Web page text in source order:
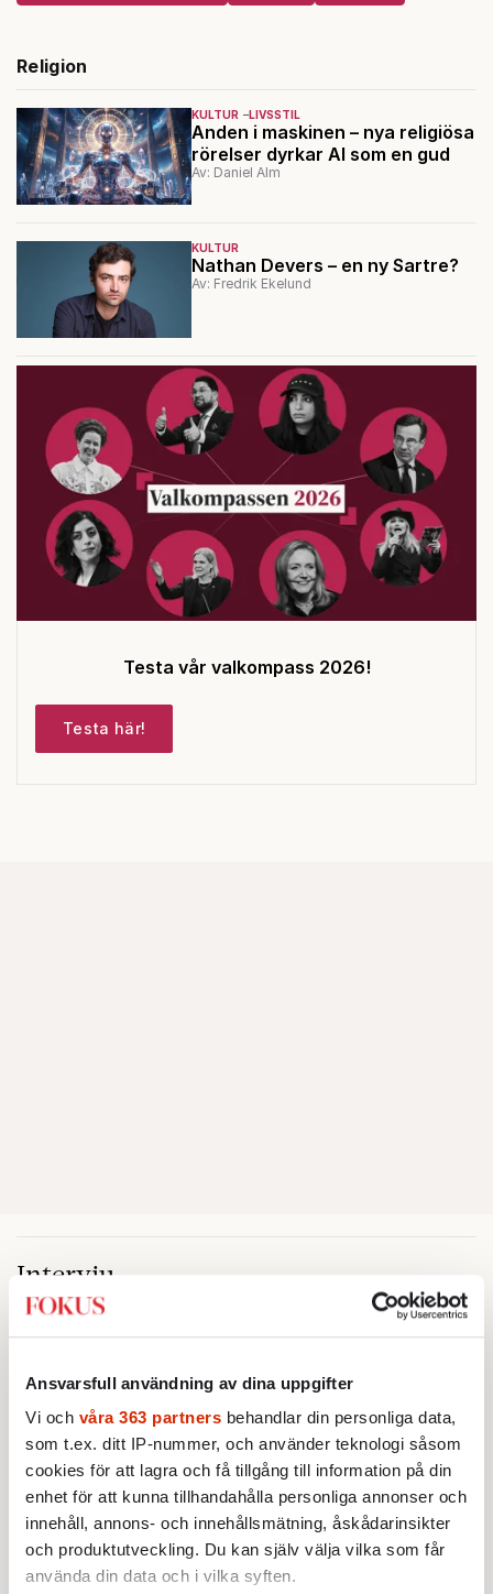
Ansvarsfull användning av dina uppgifter
Vi och våra 363 partners behandlar din personliga data,
som t.ex. ditt IP-nummer, och använder teknologi såsom
cookies för att lagra och få tillgång till information på din
enhet för att kunna tillhandahålla personliga annonser och
innehåll, annons- och innehållsmätning, åskådarinsikter
och produktutveckling. Du kan själv välja vilka som får
använda din data och i vilka syften.
Religion
KULTUR LIVSSTIL
Anden i maskinen – nya religiösa
rörelser dyrkar AI som en gud
Av: Daniel Alm
KULTUR
Nathan Devers – en ny Sartre?
Av: Fredrik Ekelund
Testa vår valkompass 2026!
Testa här!
Intervju
INTERVJU KULTUR
ett fascinerande mysterium”
Universella teman utforskas i
Christopher Nolans nya storfilm
”The Odyssey”. Nu berättar
stjärnregissören om
fascinationen för Homeros
klassiska epos.
Av: Gunnar Rehlin•
KULTUR
”Hon är fan skitsöt”
När Björn Stein och Amy
Deasismont tar sig an John